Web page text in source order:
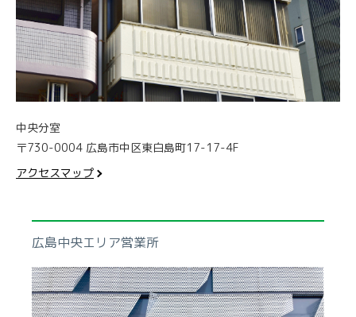
中央分室
〒730-0004 広島市中区東白島町17-17-4F
アクセスマップ
広島中央エリア営業所